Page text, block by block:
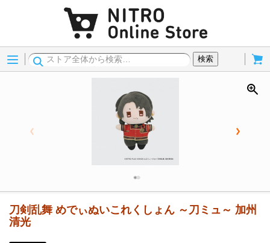
Menu
検索
刀剣乱舞 めでぃぬいこれくしょん ～刀ミュ～ 加州
清光